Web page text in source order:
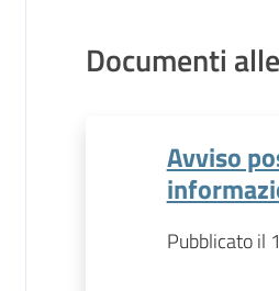
Documenti
Avviso
Pubblicato il